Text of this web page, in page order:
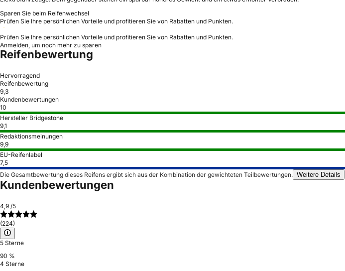
Sparen Sie beim Reifenwechsel
Prüfen Sie Ihre persönlichen Vorteile und profitieren Sie von Rabatten und Punkten.
Prüfen Sie Ihre persönlichen Vorteile und profitieren Sie von Rabatten und Punkten.
Anmelden, um noch mehr zu sparen
Reifenbewertung
Hervorragend
Reifenbewertung
9,3
Kundenbewertungen
10
Hersteller Bridgestone
9,1
Redaktionsmeinungen
9,9
EU-Reifenlabel
7,5
Die Gesamtbewertung dieses Reifens ergibt sich aus der Kombination der gewichteten Teilbewertungen. Weitere Details
Kundenbewertungen
4,9 /5
(224)
5 Sterne
90 %
4 Sterne